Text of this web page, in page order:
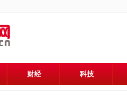
财经 科技